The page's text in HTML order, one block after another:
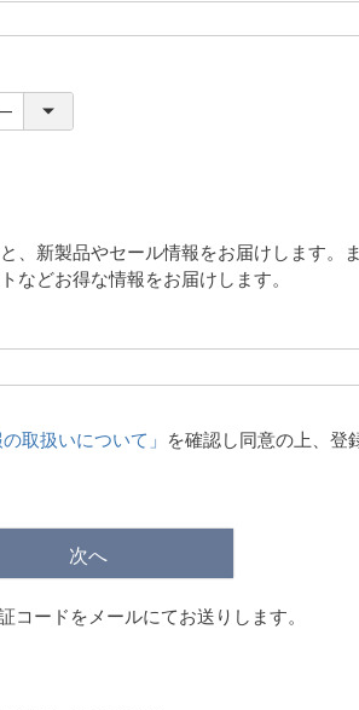
、新製品やセール情報をお届けします。
などお得な情報をお届けします。
取扱いについて」
を確認し同意の上、登
次へ
コードをメールにてお送りします。